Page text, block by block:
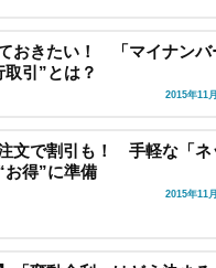
おきたい！ 「マイナンバ
引”とは？
2015年11
文で割引も！ 手軽な「ネ
お得”に準備
2015年11